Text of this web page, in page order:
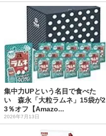
集中力UPという名目で食べた
い 森永「大粒ラムネ」15袋が2
3％オフ【Amazo...
2026年7月13日